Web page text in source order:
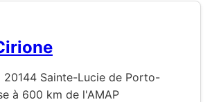
20144 Sainte-Lucie de Porto-
à 600 km de l'AMAP